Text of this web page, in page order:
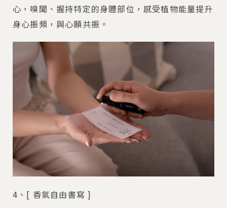
心，嗅聞、握持特定的身體部位，感受植物能量提升
身心振頻，與心願共振。
4、[ 香氣自由書寫 ]